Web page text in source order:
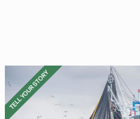
TELL YOUR STORY